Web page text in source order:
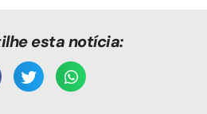
esta notícia: